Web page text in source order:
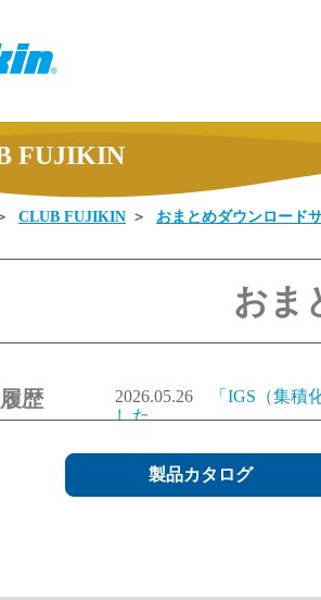
FUJIKIN
CLUB FUJIKIN おまとめダウンロード
おま
歴 2026.05.26
「IGS（集
した。
ました。
2026.05.26「IGS（集積
た。
製品カタログ